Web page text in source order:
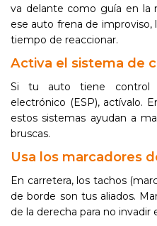
va delante como guía en la
ese auto frena de improviso,
tiempo de reaccionar.
Activa el sistema de
Si tu auto tiene control
electrónico (ESP), actívalo.
estos sistemas ayudan a
bruscas.
Usa los marcadores
En carretera, los tachos
de borde son tus aliados.
de la derecha para no invadir